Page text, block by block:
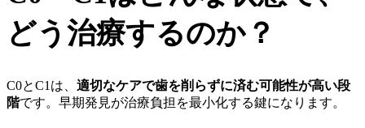
どう治療するのか？
C0とC1は、 適切なケアで歯を削らずに済む可能性が高い段
階です。早期発見が治療負担を最小化する鍵になります。